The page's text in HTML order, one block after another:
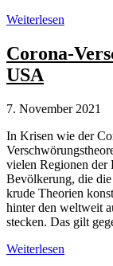
Zu
Folgen
von
Weiterlesen
Corona-
USA
7. November 2021
In Krisen wie der
vielen Regionen der
Bevölkerung, die
krude Theorien
hinter den weltweit
stecken. Das gilt
Corona-
Weiterlesen